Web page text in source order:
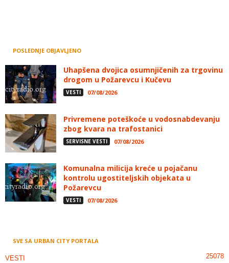
POSLEDNJE OBJAVLJENO
Uhapšena dvojica osumnjičenih za trgovinu
drogom u Požarevcu i Kučevu
VESTI 07/08/2026
Privremene poteškoće u vodosnabdevanju
zbog kvara na trafostanici
SERVISNE VESTI 07/08/2026
Komunalna milicija kreće u pojačanu
kontrolu ugostiteljskih objekata u
Požarevcu
VESTI 07/08/2026
SVE SA URBAN CITY PORTALA
VESTI 25078